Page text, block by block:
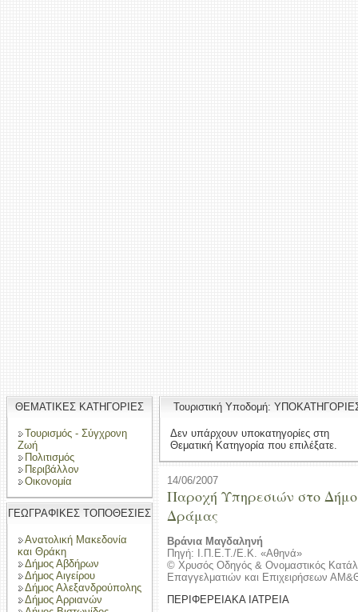
ΘΕΜΑΤΙΚΕΣ ΚΑΤΗΓΟΡΙΕΣ
Τουρισμός - Σύγχρονη
Ζωή
Πολιτισμός
Περιβάλλον
Οικονομία
ΓΕΩΓΡΑΦΙΚΕΣ ΤΟΠΟΘΕΣΙΕΣ
Ανατολική Μακεδονία
και Θράκη
Δήμος Αβδήρων
Δήμος Αιγείρου
Δήμος Αλεξανδρούπολης
Δήμος Αρριανών
Τουριστική Υποδομή:
Δεν υπάρχουν υποκατηγορίες στη
Θεματική Κατηγορία που επιλέξατε.
14/06/2007
Παροχή Υπηρεσιών στο
Δράμας
Βράνια Μαγδαληνή
Πηγή: Ι.Π.Ε.Τ./Ε.Κ. «Αθηνά»
© Χρυσός Οδηγός & Ονομαστικός
Επαγγελματιών και Επιχειρήσεων
ΠΕΡΙΦΕΡΕΙΑΚΑ ΙΑΤΡΕΙΑ